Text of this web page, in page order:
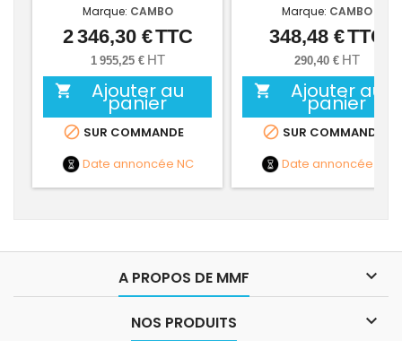
Marque: CAMBO
Prix
2 346,30 €TTC
1 955,25 € HT
 Ajouter au
panier
 SUR COMMANDE
Date annoncée NC
Marque: CAMBO
Prix
348,48 €TTC
290,40 € HT
 Ajouter au
panier
 SUR COMMANDE
Date annoncée
A PROPOS DE MMF 
NOS PRODUITS 